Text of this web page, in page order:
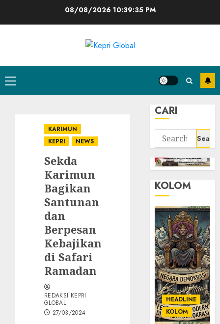
08/08/2026 10:39:35 PM
Primary
Menu
KARIMUN
KEPRI
NEWS
Sekda
Karimun
Bagikan
Santunan
dan
Berpesan
Kebajikan
di Safari
Ramadan
REDAKSI KEPRI
GLOBAL
27/03/2024
CARI
Search
for:
KOLOM
HEADLINE
KOLOM